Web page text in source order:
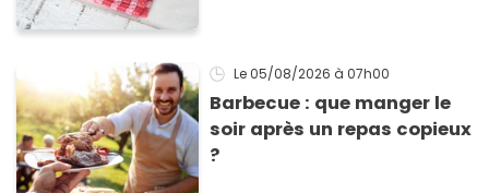
Le 05/08/2026 à 07h00
Barbecue : que manger le
soir après un repas copieux
?